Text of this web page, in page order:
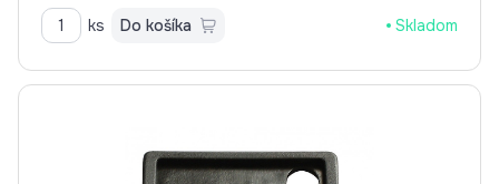
ks Do košíka Skladom